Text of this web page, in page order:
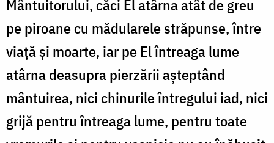
Oana
Nechifor
Mântuitorului, căci El atârna atât de greu
pe piroane cu mădularele străpunse, între
viaţă şi moarte, iar pe El întreaga lume
atârna deasupra pierzării aşteptând
mântuirea, nici chinurile întregului iad, nici
grijă pentru întreaga lume, pentru toate